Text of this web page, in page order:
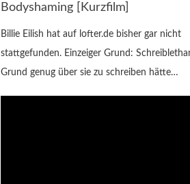
Bodyshaming [Kurzfilm]
Billie Eilish hat auf lofter.de bisher gar nicht
stattgefunden. Einzeiger Grund:
Grund genug über sie zu schreiben hätte…